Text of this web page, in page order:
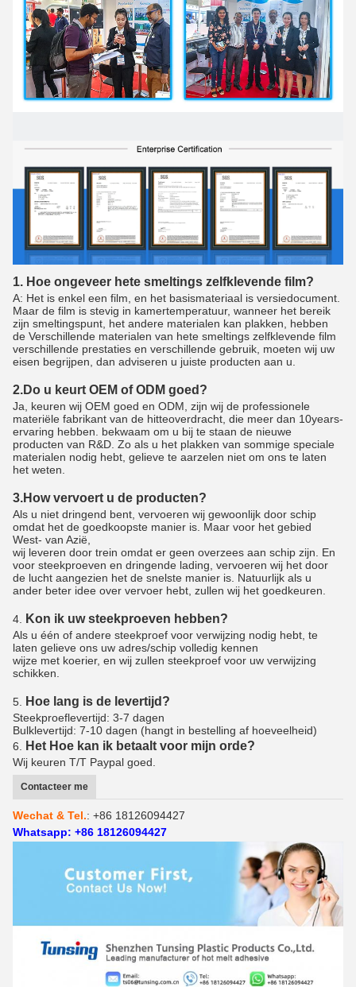
1. Hoe ongeveer hete smeltings zelfklevende film?
A: Het is enkel een film, en het basismateriaal is versiedocument.
Maar de film is stevig in kamertemperatuur, wanneer het bereik
zijn smeltingspunt, het andere materialen kan plakken, hebben
de Verschillende materialen van hete smeltings zelfklevende film
verschillende prestaties en verschillende gebruik, moeten wij uw
eisen begrijpen, dan adviseren u juiste producten aan u.
2.Do u keurt OEM of ODM goed?
Ja, keuren wij OEM goed en ODM, zijn wij de professionele
materiële fabrikant van de hitteoverdracht, die meer dan 10years-
ervaring hebben. bekwaam om u bij te staan de nieuwe
producten van R&D. Zo als u het plakken van sommige speciale
materialen nodig hebt, gelieve te aarzelen niet om ons te laten
het weten.
3.How vervoert u de producten?
Als u niet dringend bent, vervoeren wij gewoonlijk door schip
omdat het de goedkoopste manier is. Maar voor het gebied
West- van Azië,
wij leveren door trein omdat er geen overzees aan schip zijn. En
voor steekproeven en dringende lading, vervoeren wij het door
de lucht aangezien het de snelste manier is. Natuurlijk als u
ander beter idee over vervoer hebt, zullen wij het goedkeuren.
4. Kon ik uw steekproeven hebben?
Als u één of andere steekproef voor verwijzing nodig hebt, te
laten gelieve ons uw adres/schip volledig kennen
wijze met koerier, en wij zullen steekproef voor uw verwijzing
schikken.
5. Hoe lang is de levertijd?
Steekproeflevertijd: 3-7 dagen
Bulklevertijd: 7-10 dagen (hangt in bestelling af hoeveelheid)
6.
Het Hoe kan ik betaalt voor mijn orde?
Wij keuren T/T Paypal goed.
Contacteer me
Wechat & Tel.: +86 18126094427
Whatsapp: +86 18126094427